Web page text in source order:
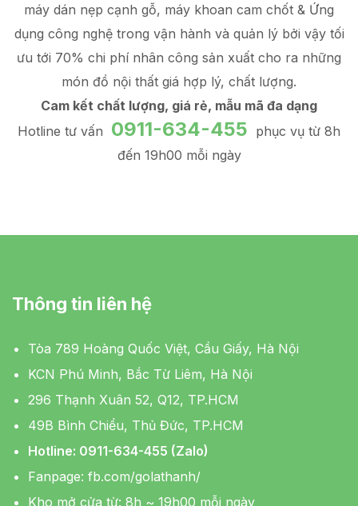
máy dán nẹp cạnh gỗ, máy khoan cam chốt & Ứng
dụng công nghệ trong vận hành và quản lý bởi vậy tối
ưu tới 70% chi phí nhân công sản xuất cho ra những
món đồ nội thất giá hợp lý, chất lượng.
Cam kết chất lượng, giá rẻ, mẫu mã đa dạng
Hotline tư vấn 0911-634-455 phục vụ từ 8h
đến 19h00 mỗi ngày
Thông tin liên hệ
Tòa 789 Hoàng Quốc Việt, Cầu Giấy, Hà Nội
KCN Phú Minh, Bắc Từ Liêm, Hà Nội
296 Thạnh Xuân 52, Q12, TP.HCM
49B Bình Chiểu, Thủ Đức, TP.HCM
Hotline: 0911-634-455 (Zalo)
Fanpage: fb.com/golathanh/
Kho mở cửa từ: 8h ~ 19h00 mỗi ngày